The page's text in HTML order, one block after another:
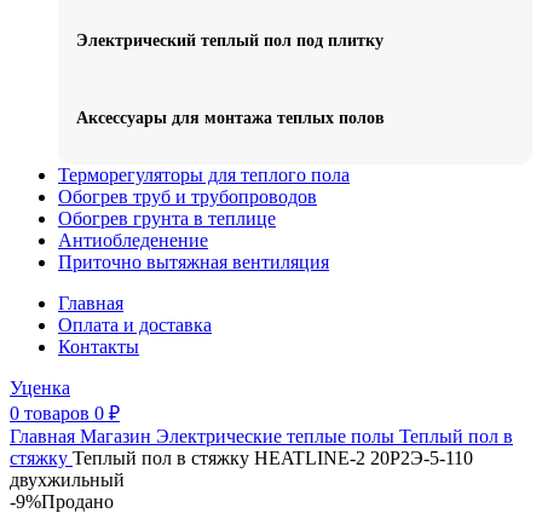
Электрический теплый пол под плитку
Аксессуары для монтажа теплых полов
Терморегуляторы для теплого пола
Обогрев труб и трубопроводов
Обогрев грунта в теплице
Антиобледенение
Приточно вытяжная вентиляция
Главная
Оплата и доставка
Контакты
Уценка
0 товаров 0 ₽
Главная Магазин Электрические теплые полы Теплый пол в
стяжку Теплый пол в стяжку HEATLINE-2 20Р2Э-5-110
двухжильный
-9%Продано